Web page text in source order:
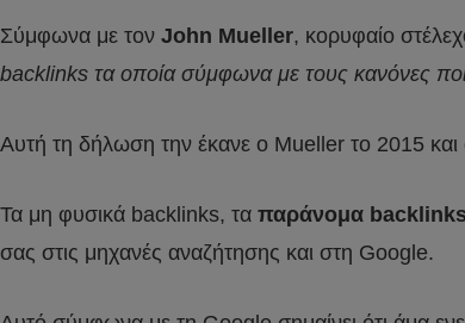
Σύμφωνα με τον John Mueller, κορυφαίο
backlinks τα οποία σύμφωνα με τους κανόνες
Αυτή τη δήλωση την έκανε ο Mueller το 2015 και
Τα μη φυσικά backlinks, τα παράνομα backlinks
σας στις μηχανές αναζήτησης και στη Google.